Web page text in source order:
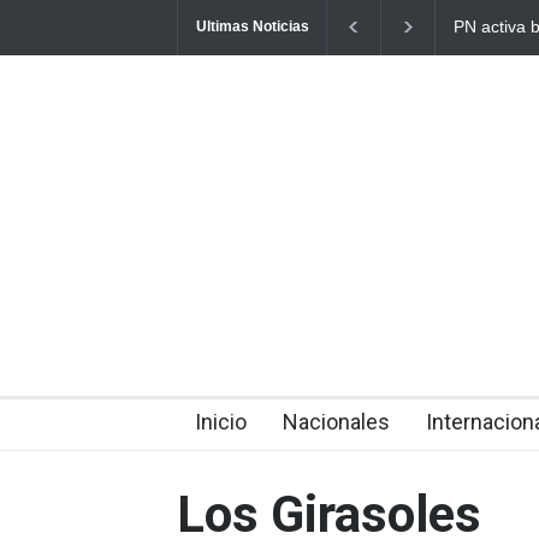
Ultimas Noticias PN activa
Inicio Nacionales
Los Girasoles